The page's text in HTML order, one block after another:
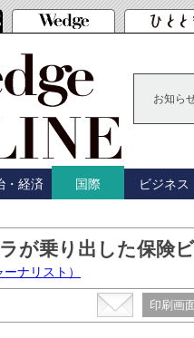
お知ら
・経済 国際 ビジネス
が乗り出した保険
ーナリスト）
印刷画